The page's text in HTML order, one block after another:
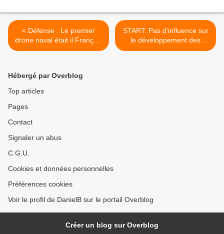
< Défense : Le premier
drone naval était il Français
.... ou Serbe ?
START: Pas d'influence sur
le développement des
missiles balistiques russes
Hébergé par Overblog
Top articles
Pages
Contact
Signaler un abus
C.G.U.
Cookies et données personnelles
Préférences cookies
Voir le profil de DanielB sur le portail Overblog
Créer un blog sur Overblog